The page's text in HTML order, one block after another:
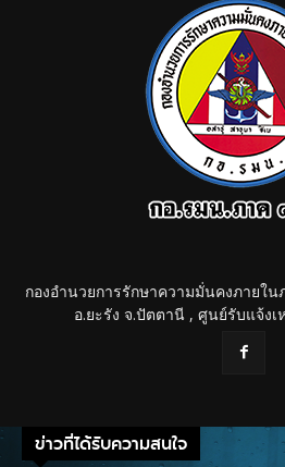
กองอำนวยการรักษาความมั่นคงภายใ
อ.ยะรัง จ.ปัตตานี , ศูนย์รับแจ้งเ
ข่าวที่ได้รับความสนใจ